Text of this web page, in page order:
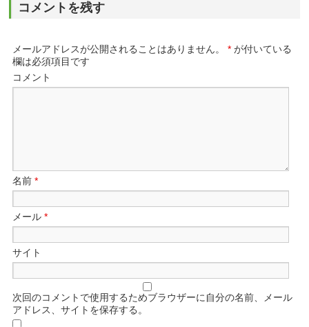
コメントを残す
メールアドレスが公開されることはありません。 * が付いている
欄は必須項目です
コメント
名前*
メール*
サイト
次回のコメントで使用するためブラウザーに自分の名前、メール
アドレス、サイトを保存する。